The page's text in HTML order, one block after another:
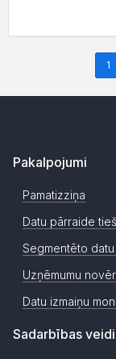
1
Pakalpojumi
Pamatizziņa
Datu pārraide
Segmentēto datu
Uzņēmumu
Datu izmaiņu
Sadarbības veidi